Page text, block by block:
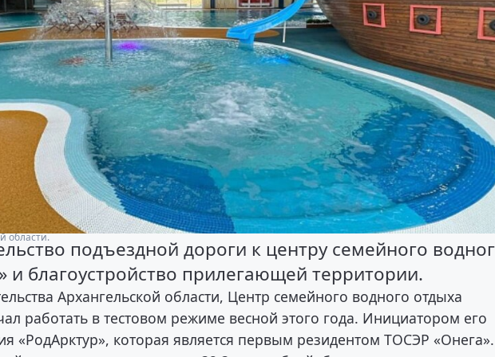
Фото с сайта правительства Архангельской области.
подъездной дороги к центру семейного
и благоустройство прилегающей территории.
Архангельской области, Центр семейного водного отдыха
работать в тестовом режиме весной этого года. Инициатором его
«РодАрктур», которая является первым резидентом ТОСЭР «Онега».